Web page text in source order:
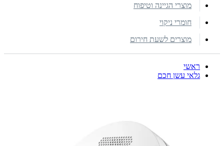
מוצרי הגיינה וטיפוח
חומרי ניקוי
מוצרים לשעת חירום
ראשי
גלאי עשן חכם